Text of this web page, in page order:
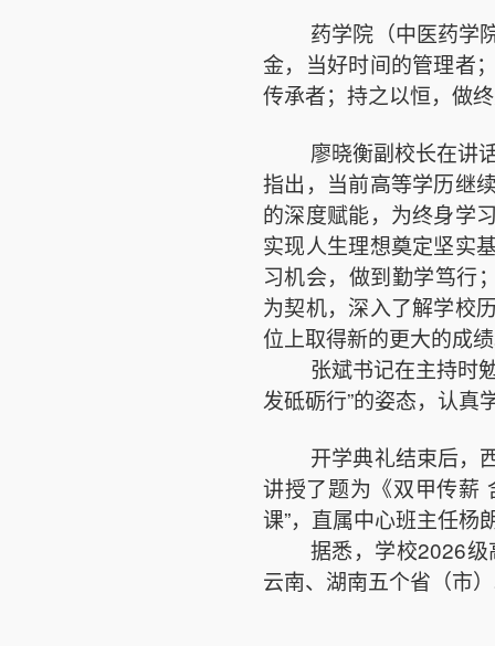
药学院（中医药学
金，当好时间的管理者
传承者；持之以恒，做
廖晓衡副校长在讲
指出，当前高等学历继
的深度赋能，为终身学
实现人生理想奠定坚实
习机会，做到勤学笃行
为契机，深入了解学校
位上取得新的更大的成
张斌书记在主持时
发砥砺行”的姿态，认真
开学典礼结束后，
讲授了题为《双甲传薪
课”，直属中心班主任杨
据悉，学校2026
云南、湖南五个省（市